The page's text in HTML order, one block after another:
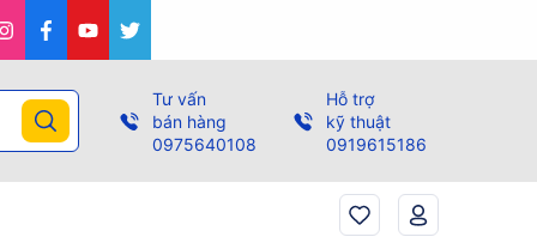
Tư vấn
bán hàng
0975640108
Hỗ trợ
kỹ thuật
0919615186